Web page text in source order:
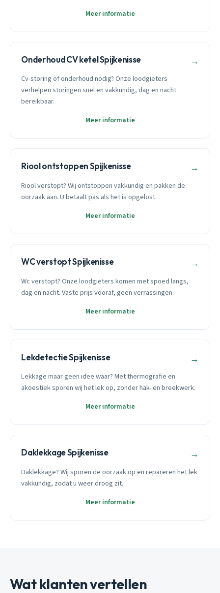
Meer informatie
Onderhoud CV ketel Spijkenisse →
Cv-storing of onderhoud nodig? Onze loodgieters
verhelpen storingen snel en vakkundig, dag en nacht
bereikbaar.
Meer informatie
Riool ontstoppen Spijkenisse →
Riool verstopt? Wij ontstoppen vakkundig en pakken de
oorzaak aan. U betaalt pas als het is opgelost.
Meer informatie
WC verstopt Spijkenisse →
Wc verstopt? Onze loodgieters komen met spoed langs,
dag en nacht. Vaste prijs vooraf, geen verrassingen.
Meer informatie
Lekdetectie Spijkenisse →
Lekkage maar geen idee waar? Met thermografie en
akoestiek sporen wij het lek op, zonder hak- en breekwerk.
Meer informatie
Daklekkage Spijkenisse →
Daklekkage? Wij sporen de oorzaak op en repareren het lek
vakkundig, zodat u weer droog zit.
Meer informatie
Wat klanten vertellen